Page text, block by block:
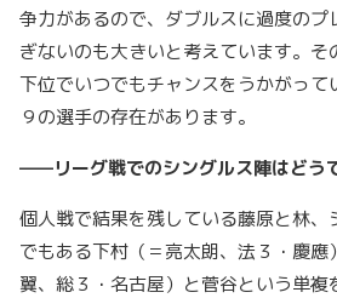
争力があるので、ダブルスに過度のプ
ぎないのも大きいと考えています。そ
下位でいつでもチャンスをうかがって
９の選手の存在があります。
——リーグ戦でのシングルス陣はどう
個人戦で結果を残している藤原と林、
でもある下村（＝亮太朗、法３・慶應
翼、総３・名古屋）と菅谷という単複